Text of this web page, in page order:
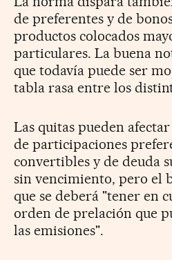
de preferentes y de
productos colocados
particulares. La buena
que todavía puede ser
tabla rasa entre los
Las quitas pueden
de participaciones
convertibles y de deuda
sin vencimiento, pero el
que se deberá "tener en
orden de prelación que
las emisiones".